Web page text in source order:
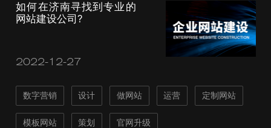
如何在济南寻找到专业的
网站建设公司?
2022-12-27
数字营销 设计 做网站 运营 定制网站
模板网站 策划 官网升级